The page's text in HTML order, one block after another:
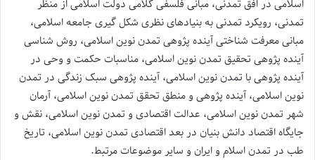
اسلامی در افق تمدنی، مبانی فلسفی کلامی دولت اسلامی از منظر
تمدنی، رویکرد تمدنی به بنیادهای نظری شکل گیری جامعه اسلامی،
مبانی معرفت شناختی آینده پژوهی تمدن نوین اسلامی، روش شناسی
آینده پژوهی تحقیق تمدن نوین اسلامی، مناسبات حکمت و وحی در
آینده پژوهی با تمدن نوین اسلامی، آینده پژوهی سبک زندگی در تمدن
نوین اسلامی، آینده پژوهی و منطق تحقق تمدن نوین اسلامی، آرمان
شهر تمدن نوین اسلامی، عدالت اقتصادی و تمدن نوین اسلامی، نقش و
جایگاه اقتصاد دانش بنیان در بعد اقتصادی تمدن نوین اسلامی، تاریخ
طب در تمدن اسلام و ایران و سایر موضوعات مرتبط.